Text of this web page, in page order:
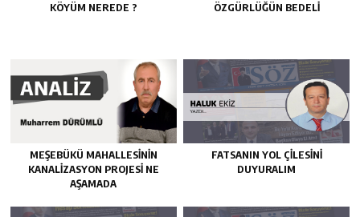
KÖYÜM NEREDE ? ÖZGÜRLÜĞÜN BEDELİ
MEŞEBÜKÜ MAHALLESİNİN
KANALİZASYON PROJESİ NE
AŞAMADA
FATSANIN YOL ÇİLESİNİ
DUYURALIM